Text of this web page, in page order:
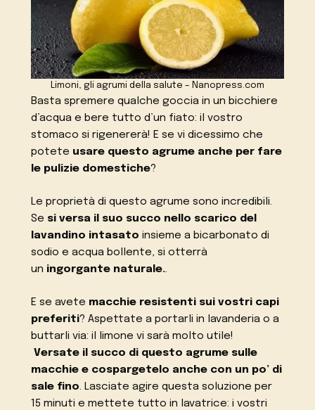
Limoni, gli agrumi della salute – Nanopress.com
Basta spremere qualche goccia in un bicchiere
d’acqua e bere tutto d’un fiato: il vostro
stomaco si rigenererà! E se vi dicessimo che
potete usare questo agrume anche per fare
le pulizie domestiche?
Le proprietà di questo agrume sono incredibili.
Se si versa il suo succo nello scarico del
lavandino intasato insieme a bicarbonato di
sodio e acqua bollente, si otterrà
un ingorgante naturale..
E se avete macchie resistenti sui vostri capi
preferiti? Aspettate a portarli in lavanderia o a
buttarli via: il limone vi sarà molto utile!
Versate il succo di questo agrume sulle
macchie e cospargetelo anche con un po’ di
sale fino. Lasciate agire questa soluzione per
15 minuti e mettete tutto in lavatrice: i vostri